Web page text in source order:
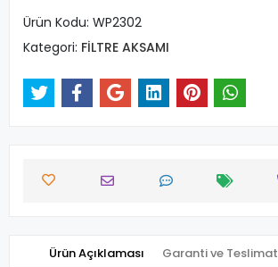
Ürün Kodu: WP2302
Kategori: FİLTRE AKSAMI
Ürün Açıklaması Garanti ve Teslimat